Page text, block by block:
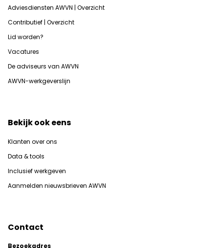
Adviesdiensten AWVN | Overzicht
Contributief | Overzicht
Lid worden?
Vacatures
De adviseurs van AWVN
AWVN-werkgeverslijn
Bekijk ook eens
Klanten over ons
Data & tools
Inclusief werkgeven
Aanmelden nieuwsbrieven AWVN
Contact
Bezoekadres